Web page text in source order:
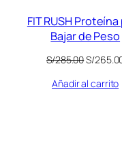
FIT RUSH Proteína
Bajar de Peso
S/285.00El
original
S/
Añadir al carrito